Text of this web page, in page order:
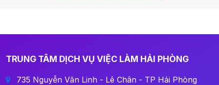
TRUNG TÂM DỊCH VỤ VIỆC LÀM HẢI PHÒNG
735 Nguyễn Văn Linh - Lê Chân - TP Hải Phòng